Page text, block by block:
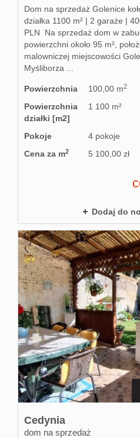
Dom na sprzedaż Golenice
działka 1100 m² | 2 garaże |
PLN Na sprzedaż dom w
powierzchni około 95 m²,
malowniczej miejscowości
Myśliborza ...
Powierzchnia 100,00 m2
Powierzchnia
działki [m2]
1 100 m²
Pokoje
4 pokoje
Cena za m2 5 100,00 zł
Dodaj do
Cedynia
dom na sprzedaż